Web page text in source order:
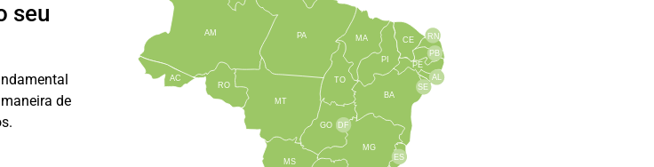
seu
de
TO
BA
SE
PE
AL
RN
CE
PI
MA
PA
AM
AC
RO
MT
MS
GO
MG
ES
DF
PB